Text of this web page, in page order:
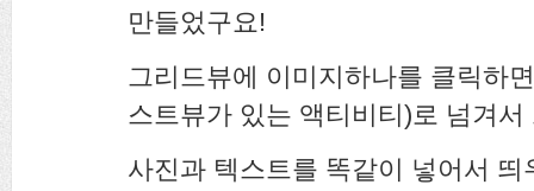
만들었구요!
그리드뷰에 이미지하나를 클릭하
스트뷰가 있는 액티비티)로 넘겨
사진과 텍스트를 똑같이 넣어서